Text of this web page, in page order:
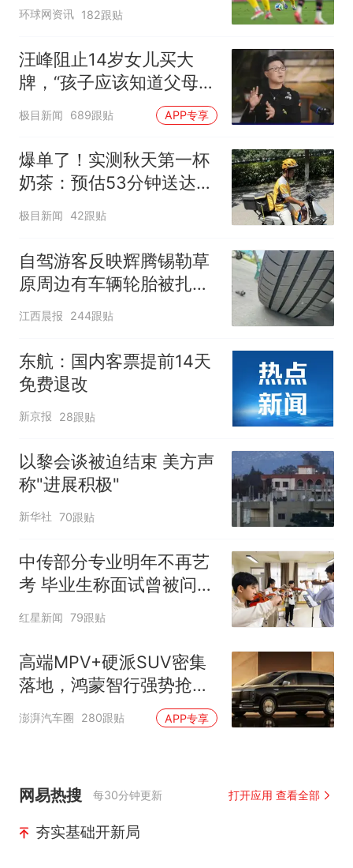
环球网资讯 182跟贴
汪峰阻止14岁女儿买大
牌，“孩子应该知道父母的
不易”，称自己买衣服80%
极目新闻 689跟贴 APP专享
爆单了！实测秋天第一杯
奶茶：预估53分钟送达，
实际耗时92分钟
极目新闻 42跟贴
自驾游客反映辉腾锡勒草
原周边有车辆轮胎被扎，
修理店铺换胎价格高达千
江西晨报 244跟贴
东航：国内客票提前14天
免费退改
新京报 28跟贴
以黎会谈被迫结束 美方声
称"进展积极"
新华社 70跟贴
中传部分专业明年不再艺
考 毕业生称面试曾被问
“如何策划晚会” 专家：遏
红星新闻 79跟贴
高端MPV+硬派SUV密集
落地，鸿蒙智行强势抢占
自主高端市场制高点
澎湃汽车圈 280跟贴 APP专享
网易热搜 每30分钟更新 打开应用 查看全部
夯实基础开新局